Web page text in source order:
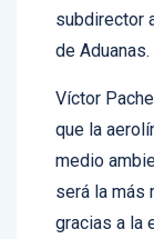
ejecutiva de
subdirector
Víctor
que la
medio
será la más